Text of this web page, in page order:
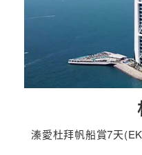
溱愛杜拜帆船賞7天